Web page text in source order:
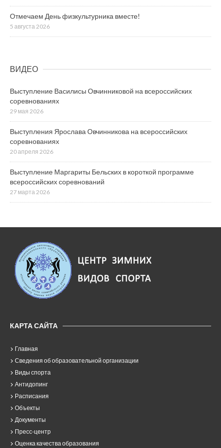
Отмечаем День физкультурника вместе!
5 августа 2026
ВИДЕО
Выступление Василисы Овчинниковой на всероссийских
соревнованиях
29 мая 2026
Выступления Ярослава Овчинникова на всероссийских
соревнованиях
20 апреля 2026
Выступление Маргариты Бельских в короткой программе
всероссийских соревнований
27 марта 2026
КАРТА САЙТА
Главная
Сведения об образовательной организации
Виды спорта
Антидопинг
Расписания
Объекты
Документы
Пресс-центр
Оценка качества образования